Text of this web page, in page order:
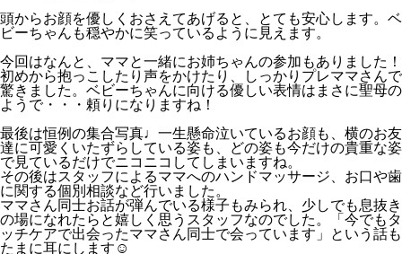
頭からお顔を優しくおさえてあげると、とても安心します。ベ
ビーちゃんも穏やかに笑っているように見えます。
今回はなんと、ママと一緒にお姉ちゃんの参加もありました！
初めから抱っこしたり声をかけたり、しっかりプレママさんで
驚きました。ベビーちゃんに向ける優しい表情はまさに聖母の
ようで・・・頼りになりますね！
最後は恒例の集合写真♩一生懸命泣いているお顔も、横のお友
達に可愛くいたずらしている姿も、どの姿も今だけの貴重な姿
で見ているだけでニコニコしてしまいますね。
その後はスタッフによるママへのハンドマッサージ、お口や歯
に関する個別相談など行いました。
ママさん同士お話が弾んでいる様子もみられ、少しでも息抜き
の場になれたらと嬉しく思うスタッフなのでした。「今でもタ
ッチケアで出会ったママさん同士で会っています」という話も
たまに耳にします☺️